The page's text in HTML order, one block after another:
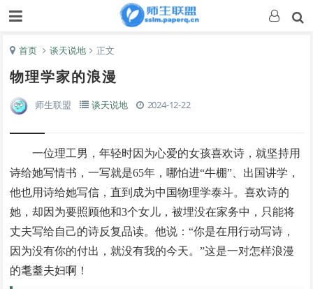
首页 谈天说地 正文
物理学家的浪漫
师生联盟 谈天说地 2024-12-22
一位理工男，年轻时因为心爱的女孩喜欢诗，就坚持用
诗给她写情书，一写就是65年，哪怕进“牛棚”、出国讲学，
他也用诗给她写信，直到成为中国物理学泰斗。喜欢诗的
她，却因为要照顾他和3个女儿，被埋没在家务中，只能将
丈夫写给自己的诗反复品读。他说：“你是在用行动写诗，
因为没有你的付出，就没有我的今天。”这是一对怎样浪漫
的耄耋夫妇啊！